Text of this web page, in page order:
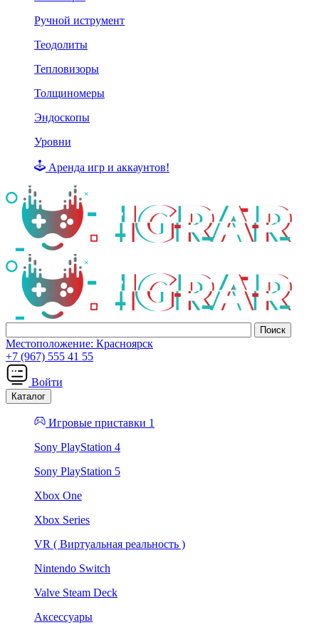
Ручной иструмент
Теодолиты
Тепловизоры
Толщиномеры
Эндоскопы
Уровни
Аренда игр и аккаунтов!
Местоположение: Красноярск
+7 (967) 555 41 55
Войти
Каталог
Игровые приставки 1
Sony PlayStation 4
Sony PlayStation 5
Xbox One
Xbox Series
VR ( Виртуальная реальность )
Nintendo Switch
Valve Steam Deck
Аксессуары